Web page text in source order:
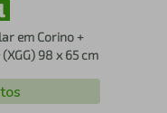
em Corino +
98 x 65 cm